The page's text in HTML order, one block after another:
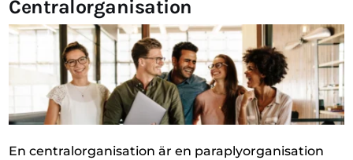
Centralorganisation
En centralorganisation är en paraplyorganisation